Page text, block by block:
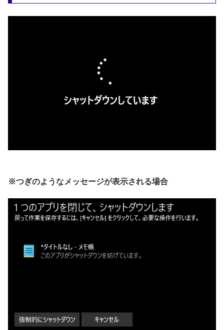
※つぎのようなメッセージが表示される場合